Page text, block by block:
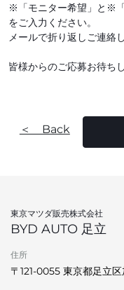
※「モニター希望」と※「
をご入力ください。
メールで折り返しご連絡し
皆様からのご応募お待ち
＜ Back
東京マツダ販売株式会社
BYD AUTO 足立
住所
〒121-0055 東京都足立区